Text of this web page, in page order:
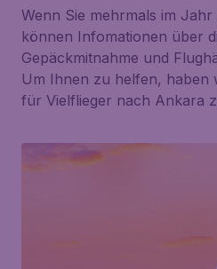
Wenn Sie mehrmals im
können Infomationen über
Gepäckmitnahme und
Um Ihnen zu helfen, haben
für Vielflieger nach Ankara